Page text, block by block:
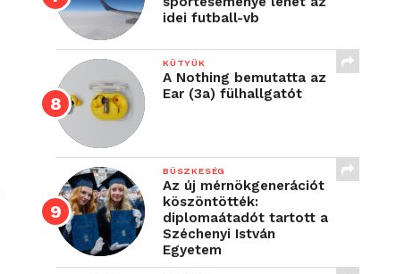
idei futball-vb
KÜTYÜK
A Nothing bemutatta az
Ear (3a) fülhallgatót
BÜSZKESÉG
Az új mérnökgenerációt
köszöntötték:
diplomaátadót tartott a
Széchenyi István
Egyetem